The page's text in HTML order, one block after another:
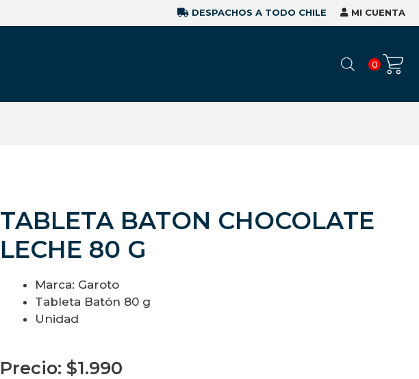
DESPACHOS A TODO CHILE MI CUENTA
0
TABLETA BATON CHOCOLATE
LECHE 80 G
Marca: Garoto
Tableta Batón 80 g
Unidad
Precio: $1.990